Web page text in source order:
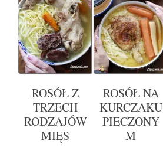
ROSÓŁ Z
TRZECH
RODZAJÓW
MIĘS
ROSÓŁ NA
KURCZAKU
PIECZONY
M